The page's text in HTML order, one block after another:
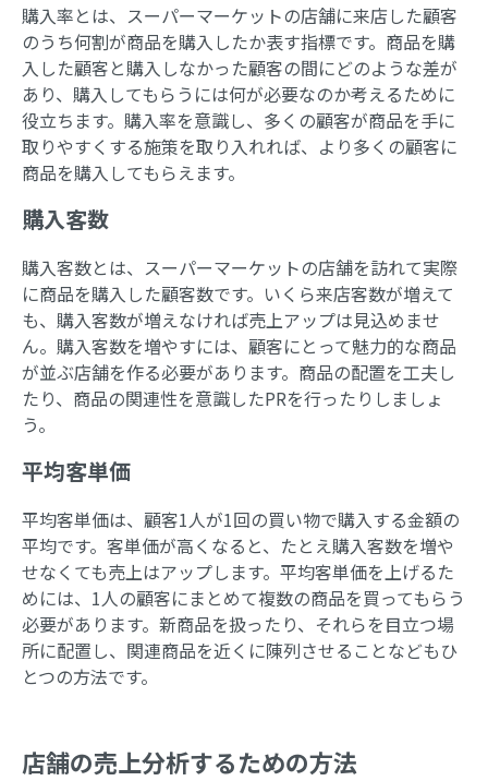
購入率とは、スーパーマーケットの店舗に来店した顧客
のうち何割が商品を購入したか表す指標です。商品を購
入した顧客と購入しなかった顧客の間にどのような差が
あり、購入してもらうには何が必要なのか考えるために
役立ちます。購入率を意識し、多くの顧客が商品を手に
取りやすくする施策を取り入れれば、より多くの顧客に
商品を購入してもらえます。
購入客数
購入客数とは、スーパーマーケットの店舗を訪れて実際
に商品を購入した顧客数です。いくら来店客数が増えて
も、購入客数が増えなければ売上アップは見込めませ
ん。購入客数を増やすには、顧客にとって魅力的な商品
が並ぶ店舗を作る必要があります。商品の配置を工夫し
たり、商品の関連性を意識したPRを行ったりしましょ
う。
平均客単価
平均客単価は、顧客1人が1回の買い物で購入する金額の
平均です。客単価が高くなると、たとえ購入客数を増や
せなくても売上はアップします。平均客単価を上げるた
めには、1人の顧客にまとめて複数の商品を買ってもらう
必要があります。新商品を扱ったり、それらを目立つ場
所に配置し、関連商品を近くに陳列させることなどもひ
とつの方法です。
店舗の売上分析するための方法